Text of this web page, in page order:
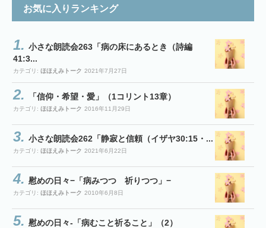
お気に入りランキング
小さな朗読会263「病の床にあるとき（詩編
41:3...
カテゴリ: ほほえみトーク 2021年7月27日
「信仰・希望・愛」（1コリント13章）
カテゴリ: ほほえみトーク 2016年11月29日
小さな朗読会262「静寂と信頼（イザヤ30:15・...
カテゴリ: ほほえみトーク 2021年6月22日
慰めの日々−「病みつつ 祈りつつ」−
カテゴリ: ほほえみトーク 2010年6月8日
慰めの日々-「病むこと祈ること」（2）